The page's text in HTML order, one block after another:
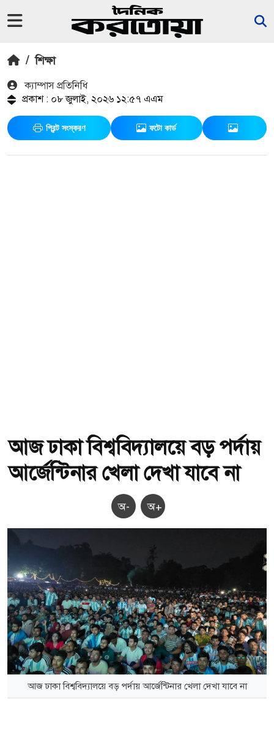
/ শিক্ষা
ক‍্যাম্পাস প্রতিনিধি
প্রকাশ : ০৮ জুলাই, ২০২৬ ১২:৫৭ এএম
প্রিন্ট সংস্করণ ফটো কার্ড
আজ ঢাকা বিশ্ববিদ্যালয়ে বড় পর্দায়
আর্জেন্টিনার খেলা দেখা যাবে না
অ- অ+
আজ ঢাকা বিশ্ববিদ্যালয়ে বড় পর্দায় আর্জেন্টিনার খেলা দেখা যাবে না